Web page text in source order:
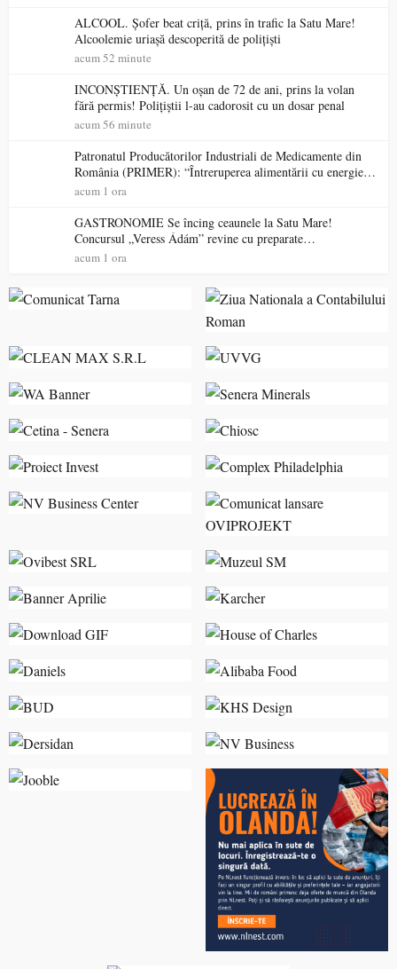
ALCOOL. Șofer beat criță, prins în trafic la Satu Mare!
Alcoolemie uriașă descoperită de polițiști
acum 52 minute
INCONȘTIENȚĂ. Un oșan de 72 de ani, prins la volan
fără permis! Polițiștii l-au cadorosit cu un dosar penal
acum 56 minute
Patronatul Producătorilor Industriali de Medicamente din
România (PRIMER): “Întreruperea alimentării cu energie
electrică a fabricilor de medicamente va pune în pericol
acum 1 ora
GASTRONOMIE Se încing ceaunele la Satu Mare!
Concursul „Veress Ádám” revine cu preparate
spectaculoase, premii și un jurat de renume
acum 1 ora